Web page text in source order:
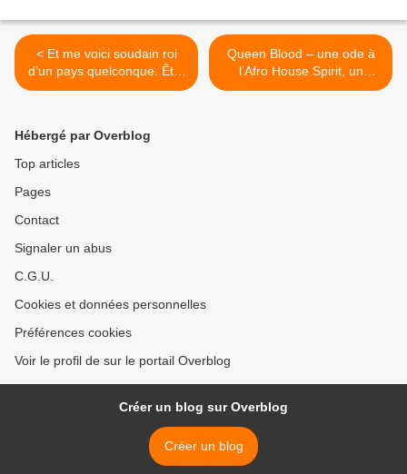
< Et me voici soudain roi
d’un pays quelconque. Être
personne et englober le
Queen Blood – une ode à
l’Afro House Spirit, un
voyage dans un univers de
Hébergé par Overblog
Top articles
Pages
Contact
Signaler un abus
C.G.U.
Cookies et données personnelles
Préférences cookies
Voir le profil de sur le portail Overblog
Créer un blog sur Overblog
Créer un blog